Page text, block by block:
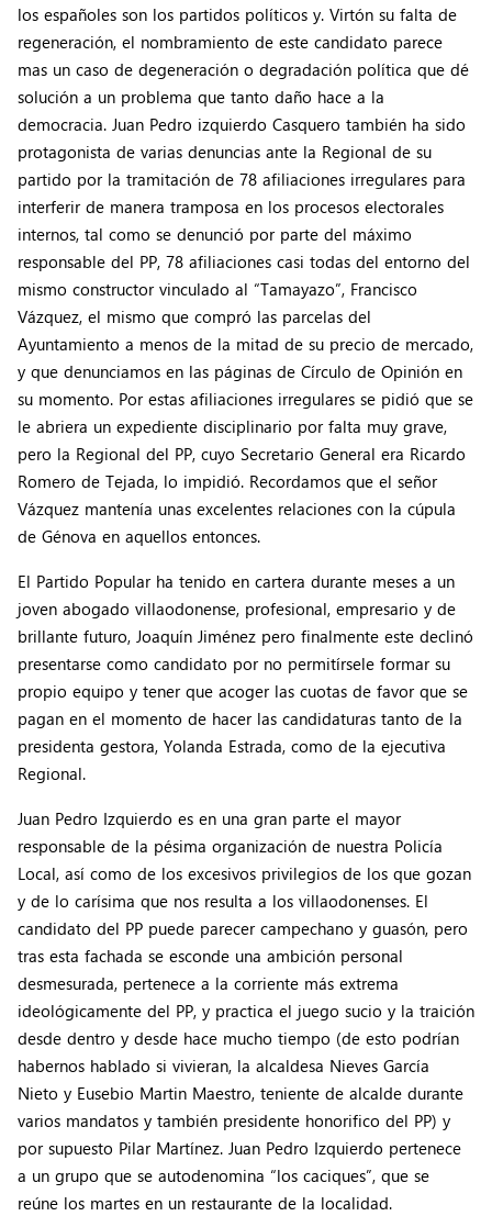
los españoles son los partidos políticos y. Virtón su falta de
regeneración, el nombramiento de este candidato parece
mas un caso de degeneración o degradación política que dé
solución a un problema que tanto daño hace a la
democracia. Juan Pedro izquierdo Casquero también ha sido
protagonista de varias denuncias ante la Regional de su
partido por la tramitación de 78 afiliaciones irregulares para
interferir de manera tramposa en los procesos electorales
internos, tal como se denunció por parte del máximo
responsable del PP, 78 afiliaciones casi todas del entorno del
mismo constructor vinculado al “Tamayazo”, Francisco
Vázquez, el mismo que compró las parcelas del
Ayuntamiento a menos de la mitad de su precio de mercado,
y que denunciamos en las páginas de Círculo de Opinión en
su momento. Por estas afiliaciones irregulares se pidió que se
le abriera un expediente disciplinario por falta muy grave,
pero la Regional del PP, cuyo Secretario General era Ricardo
Romero de Tejada, lo impidió. Recordamos que el señor
Vázquez mantenía unas excelentes relaciones con la cúpula
de Génova en aquellos entonces.
El Partido Popular ha tenido en cartera durante meses a un
joven abogado villaodonense, profesional, empresario y de
brillante futuro, Joaquín Jiménez pero finalmente este declinó
presentarse como candidato por no permitírsele formar su
propio equipo y tener que acoger las cuotas de favor que se
pagan en el momento de hacer las candidaturas tanto de la
presidenta gestora, Yolanda Estrada, como de la ejecutiva
Regional.
Juan Pedro Izquierdo es en una gran parte el mayor
responsable de la pésima organización de nuestra Policía
Local, así como de los excesivos privilegios de los que gozan
y de lo carísima que nos resulta a los villaodonenses. El
candidato del PP puede parecer campechano y guasón, pero
tras esta fachada se esconde una ambición personal
desmesurada, pertenece a la corriente más extrema
ideológicamente del PP, y practica el juego sucio y la traición
desde dentro y desde hace mucho tiempo (de esto podrían
habernos hablado si vivieran, la alcaldesa Nieves García
Nieto y Eusebio Martin Maestro, teniente de alcalde durante
varios mandatos y también presidente honorifico del PP) y
por supuesto Pilar Martínez. Juan Pedro Izquierdo pertenece
a un grupo que se autodenomina “los caciques”, que se
reúne los martes en un restaurante de la localidad.